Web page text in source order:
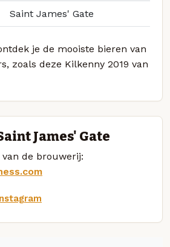
Saint James' Gate
je de mooiste bieren van
zoals deze Kilkenny 2019 van
James' Gate
de brouwerij: